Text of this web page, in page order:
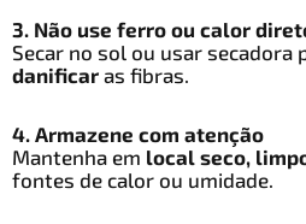
3. Não use ferro ou calor
Secar no sol ou usar secadora
danificar as fibras.
4. Armazene com atenção
Mantenha em local seco,
fontes de calor ou umidade.